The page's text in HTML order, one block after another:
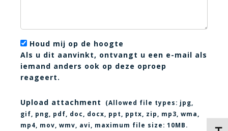
Houd mij op de hoogte
Als u dit aanvinkt, ontvangt u een e-mail als
iemand anders ook op deze oproep
reageert.
Upload attachment (Allowed file types: jpg,
gif, png, pdf, doc, docx, ppt, pptx, zip, mp3, wma,
mp4, mov, wmv, avi
, maximum file size: 10MB.